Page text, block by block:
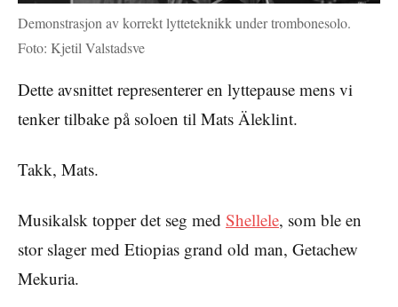
Demonstrasjon av korrekt lytteteknikk under trombonesolo.
Foto: Kjetil Valstadsve
Dette avsnittet representerer en lyttepause mens vi
tenker tilbake på soloen til Mats Äleklint.
Takk, Mats.
Musikalsk topper det seg med Shellele, som ble en
stor slager med Etiopias grand old man, Getachew
Mekuria.